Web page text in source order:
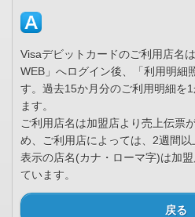
Visaデビットカードのご利用店名
WEB」へログイン後、「利用明細
す。過去15か月分のご利用明細を
ます。
ご利用店名は加盟店より売上伝票
め、ご利用店によっては、2週間以
表示の店名(カナ・ローマ字)は加
ています。
戻る